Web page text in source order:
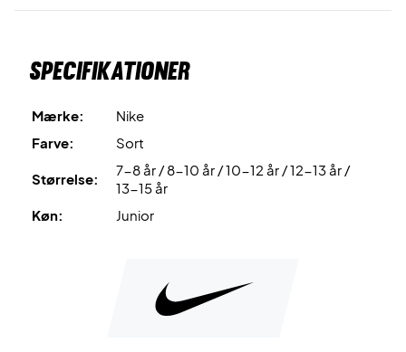
Specifikationer
Mærke:
Nike
Farve:
Sort
Størrelse:
7-8 år / 8-10 år / 10-12 år / 12-13 år /
13-15 år
Køn:
Junior